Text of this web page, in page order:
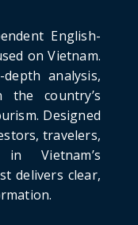
off Period
Visit to
Fo...
English-
on Vietnam.
analysis,
the country’s
Designed
travelers,
Vietnam’s
delivers clear,